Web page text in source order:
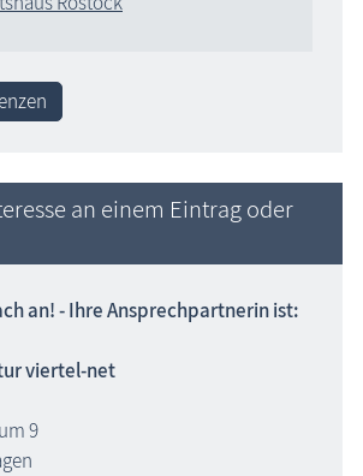
an einem Eintrag oder
an! - Ihre Ansprechpartnerin ist:
viertel-net
9